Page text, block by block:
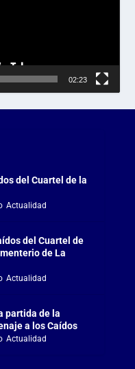
02:23
del Cuartel de la
, Actualidad
del Cuartel de
de La
, Actualidad
partida de la
a los Caídos
, Actualidad